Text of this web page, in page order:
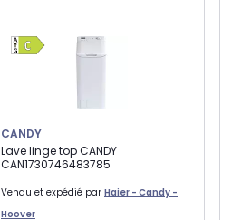
CANDY
Lave linge top CANDY
CAN1730746483785
Vendu et expédié par Haier - Candy -
Hoover